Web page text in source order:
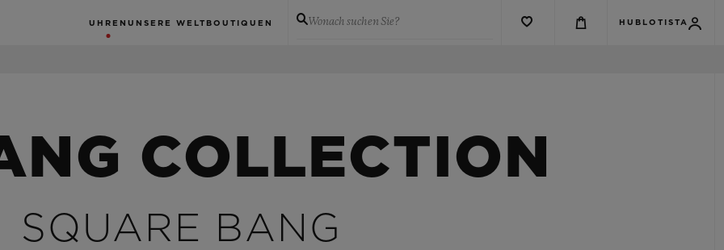
UHREN UNSERE WELT BOUTIQUEN Wonach suchen Sie? HUBLOTISTA
COLLECTION
SQUARE BANG